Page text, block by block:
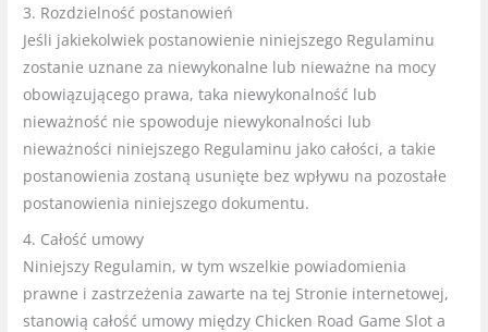
3. Rozdzielność postanowień
Jeśli jakiekolwiek postanowienie niniejszego Regulaminu
zostanie uznane za niewykonalne lub nieważne na mocy
obowiązującego prawa, taka niewykonalność lub
nieważność nie spowoduje niewykonalności lub
nieważności niniejszego Regulaminu jako całości, a takie
postanowienia zostaną usunięte bez wpływu na pozostałe
postanowienia niniejszego dokumentu.
4. Całość umowy
Niniejszy Regulamin, w tym wszelkie powiadomienia
prawne i zastrzeżenia zawarte na tej Stronie internetowej,
stanowią całość umowy między Chicken Road Game Slot a